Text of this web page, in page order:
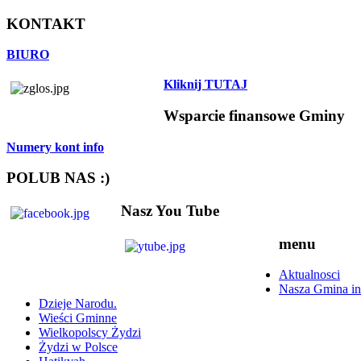
KONTAKT
BIURO
Kliknij TUTAJ
Wsparcie finansowe Gminy
Numery kont info
POLUB NAS :)
Nasz You Tube
menu
Aktualnosci
Nasza Gmina
Dzieje Narodu.
Wieści Gminne
Wielkopolscy Żydzi
Żydzi w Polsce